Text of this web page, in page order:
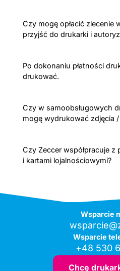
Czy mogę opłacić zlecenie
przyjść do drukarki i
Po dokonaniu płatności
drukować.
Czy w samoobsługowych
mogę wydrukować zdjęcia
Czy Zeccer współpracuje z
i kartami lojalnościowymi?
Wsparcie
Wsparcie
+48 530
Chcę